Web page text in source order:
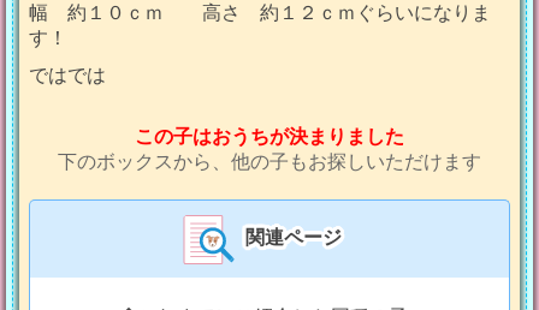
幅 約１０ｃｍ 高さ 約１２ｃｍぐらいになりま
す！
ではでは
この子はおうちが決まりました
下のボックスから、他の子もお探しいただけます
関連ページ